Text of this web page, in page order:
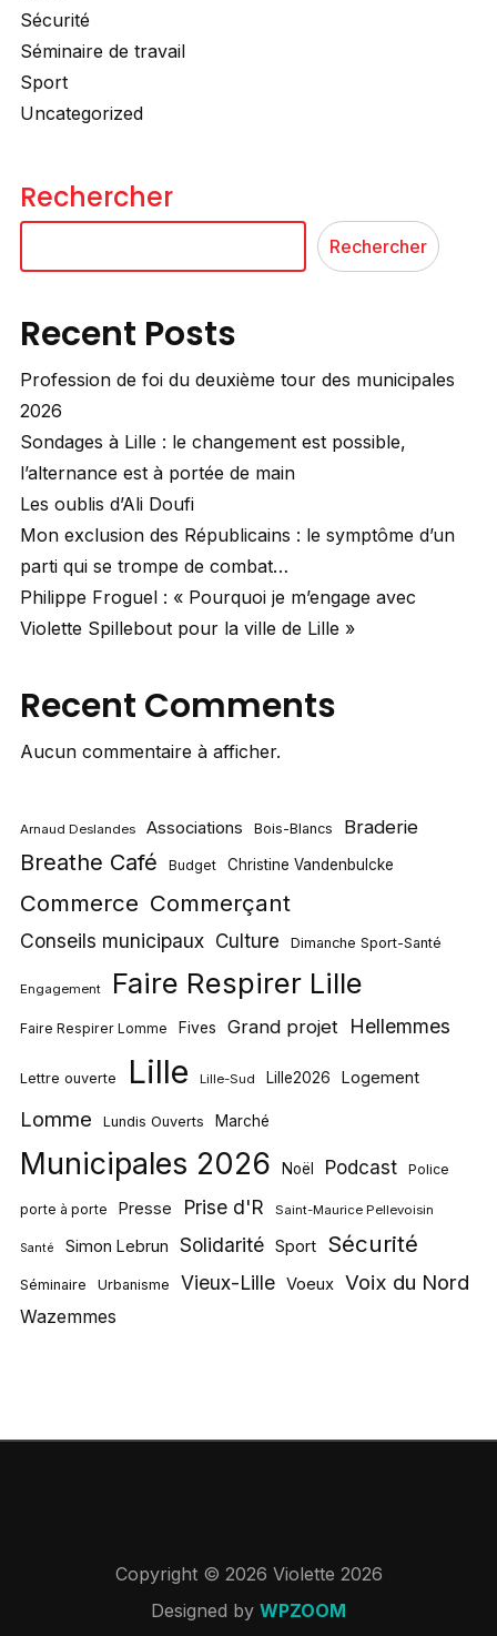
Sécurité
Séminaire de travail
Sport
Uncategorized
Rechercher
Rechercher
Recent Posts
Profession de foi du deuxième tour des municipales
2026
Sondages à Lille : le changement est possible,
l’alternance est à portée de main
Les oublis d’Ali Doufi
Mon exclusion des Républicains : le symptôme d’un
parti qui se trompe de combat…
Philippe Froguel : « Pourquoi je m’engage avec
Violette Spillebout pour la ville de Lille »
Recent Comments
Aucun commentaire à afficher.
Arnaud Deslandes Associations Bois-Blancs Braderie
Breathe Café Budget Christine Vandenbulcke
Commerce Commerçant
Conseils municipaux Culture Dimanche Sport-Santé
Engagement Faire Respirer Lille
Faire Respirer Lomme Fives Grand projet Hellemmes
Lettre ouverte Lille Lille-Sud Lille2026 Logement
Lomme Lundis Ouverts Marché
Municipales 2026 Noël Podcast Police
porte à porte Presse Prise d'R Saint-Maurice Pellevoisin
Santé Simon Lebrun Solidarité Sport Sécurité
Séminaire Urbanisme Vieux-Lille Voeux Voix du Nord
Wazemmes
Copyright © 2026 Violette 2026
Designed by WPZOOM